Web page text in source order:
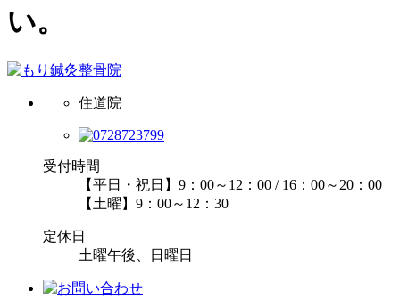
い。
住道院
受付時間
【平日・祝日】9：00～12：00 / 16：00～20：00
【土曜】9：00～12：30
定休日
土曜午後、日曜日